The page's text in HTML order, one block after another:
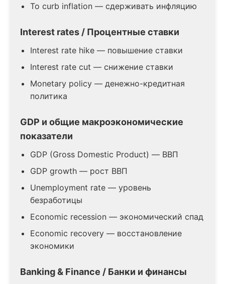
To curb inflation — сдерживать инфляцию
Interest rates / Процентные ставки
Interest rate hike — повышение ставки
Interest rate cut — снижение ставки
Monetary policy — денежно-кредитная
политика
GDP и общие макроэкономические
показатели
GDP (Gross Domestic Product) — ВВП
GDP growth — рост ВВП
Unemployment rate — уровень
безработицы
Economic recession — экономический спад
Economic recovery — восстановление
экономики
Banking & Finance / Банки и финансы